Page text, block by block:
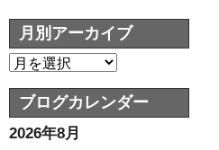
月別アーカイブ
ブログカレンダー
2026年8月